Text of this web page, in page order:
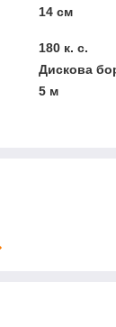
14 см
180 к. с.
Дискова
5 м